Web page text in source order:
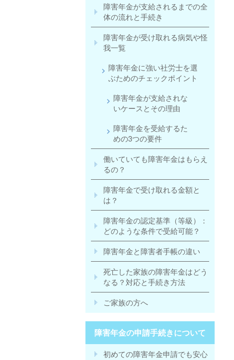
障害年金が支給されるまでの全
体の流れと手続き
障害年金が受け取れる病気や怪
我一覧
障害年金に強い社労士を選
ぶためのチェックポイント
障害年金が支給されな
いケースとその理由
障害年金を受給するた
めの3つの要件
働いていても障害年金はもらえ
るの？
障害年金で受け取れる金額と
は？
障害年金の認定基準（等級）：
どのような条件で受給可能？
障害年金と障害者手帳の違い
死亡した家族の障害年金はどう
なる？対応と手続き方法
ご家族の方へ
障害年金の申請手続きについて
初めての障害年金申請でも安心